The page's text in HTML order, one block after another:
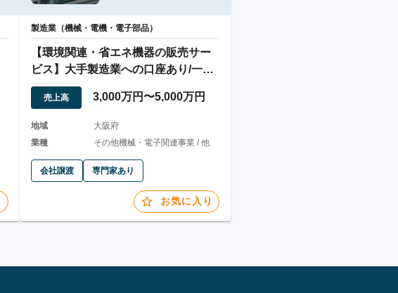
製造業（機械・電機・電子部品）
【環境関連・省エネ機器の販売サー
ビス】大手製造業への口座あり/一次
代理店
売上高 3,000万円〜5,000万円
地域
大阪府
業種
その他機械・電子関連事業 / 他
会社譲渡 専門家あり
お気に入り